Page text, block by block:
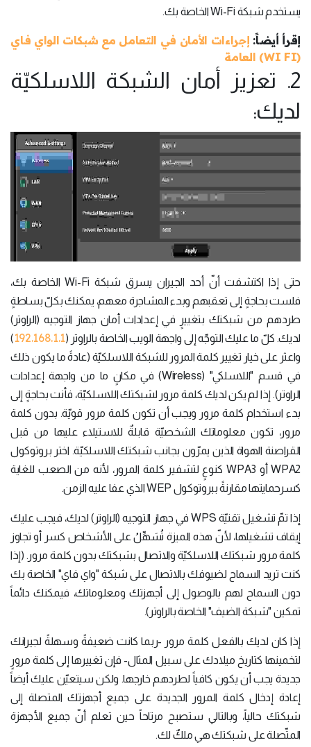
يستخدم شبكة Wi-Fi الخاصة بك.
إقرأ أيضاً: إجراءات الأمان في التعامل مع شبكات الواي فاي
(WI FI) العامة
2. تعزيز أمان الشبكة اللاسلكيّة
لديك:
حتى إذا اكتشفت أنّ أحد الجيران يسرق شبكة Wi-Fi الخاصة بك،
فلست بحاجةٍ إلى تعقبهم وبدء المشاجرة معهم، يمكنك بكلّ بساطةٍ
طردهم من شبكتك بتغييرٍ في إعدادات أمان جهاز التوجيه (الراوتر)
لديك. كلّ ما عليك التوجّه إلى واجهة الويب الخاصة بالراوتر (192.168.1.1
)
واعثر على خيار تغيير كلمة المرور للشبكة اللاسلكيّة (عادةً ما يكون ذلك
في قسم "اللاسلكي" (Wireless) في مكانٍ ما من واجهة إعدادات
الراوتر). إذا لم يكن لديك كلمة مرور لشبكتك اللاسلكيّة، فأنت بحاجةٍ إلى
بدء استخدام كلمة مرور ويجب أن تكون كلمة مرور قويّة. بدون كلمة
مرور، تكون معلوماتك الشخصيّة قابلةٌ للاستيلاء عليها من قبل
القراصنة الهواة الذين يمرّون بجانب شبكتك اللاسلكيّة. اختر بروتوكول
WPA2 أو WPA3 كنوعٍ لتشفير كلمة المرور، لأنه من الصعب للغاية
كسرحمايتها مقارنةً ببروتوكول WEP الذي عفا عليه الزمن.
إذا تمّ تشغيل تقنيّة WPS في جهاز التوجيه (الراوتر) لديك، فيجب عليك
إيقاف تشغيلها، لأنّ هذه الميزة تُسَهِّلُ على الأشخاص كسر أو تجاوز
كلمة مرور شبكتك اللاسلكيّة والاتصال بشبكتك بدون كلمة مرور. (إذا
كنت تريد السماح لضيوفك بالاتصال على شبكة "واي فاي" الخاصة بك
دون السماح لهم بالوصول إلى أجهزتك ومعلوماتك، فيمكنك دائماً
تمكين "شبكة الضيف" الخاصة بالراوتر).
إذا كان لديك بالفعل كلمة مرور -ربما كانت ضعيفةً وسهلةً لجيرانك
لتخمينها كتاريخ ميلادك على سبيل المثال- فإن تغييرها إلى كلمة مرورٍ
جديدة يجب أن يكون كافياً لطردهم خارجها. ولكن سيتعيّن عليك أيضاً
إعادة إدخال كلمة المرور الجديدة على جميع أجهزتك المتصلة إلى
شبكتك حالياً، وبالتالي ستصبح مرتاحاً حين تعلم أنّ جميع الأجهزة
المتّصلة على شبكتك هي ملكٌ لك.